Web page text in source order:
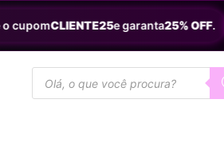
CLIENTE25e garanta25% OFF.